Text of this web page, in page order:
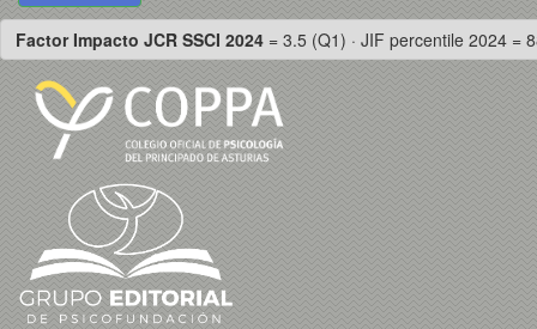
Factor Impacto JCR SSCI 2024 = 3.5 (Q1) · JIF percentile 2024 =